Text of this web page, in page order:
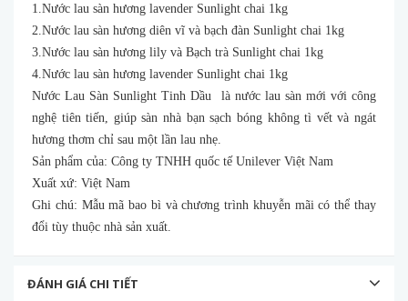
1.Nước lau sàn hương lavender Sunlight chai 1kg
2.Nước lau sàn hương diên vĩ và bạch đàn Sunlight chai 1kg
3.Nước lau sàn hương lily và Bạch trà Sunlight chai 1kg
4.Nước lau sàn hương lavender Sunlight chai 1kg
Nước Lau Sàn Sunlight Tinh Dầu là nước lau sàn mới với công
nghệ tiên tiến, giúp sàn nhà bạn sạch bóng không tì vết và ngát
hương thơm chỉ sau một lần lau nhẹ.
Sản phẩm của: Công ty TNHH quốc tế Unilever Việt Nam
Xuất xứ: Việt Nam
Ghi chú: Mẫu mã bao bì và chương trình khuyễn mãi có thể thay
đổi tùy thuộc nhà sản xuất.
ĐÁNH GIÁ CHI TIẾT